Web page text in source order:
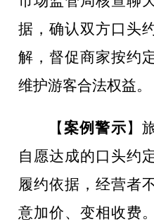
据，确认双方口头
解，督促商家按约
维护游客合法权益。
【案例警示】
自愿达成的口头约
履约依据，经营者
意加价、变相收费